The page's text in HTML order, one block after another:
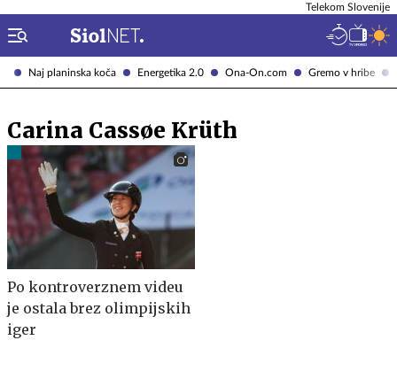
Naj planinska koča Energetika 2.0 Ona-On.com Gremo v hribe
Telekom Slovenije
Carina Cassøe Krüth
Po kontroverznem videu
je ostala brez olimpijskih
iger